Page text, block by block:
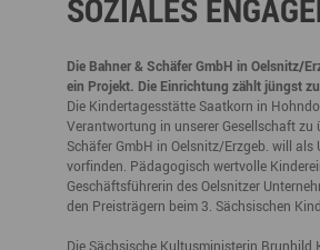
Talente finden
Talente
Miet- und
Innovation- und
Gründer- &
SOZIALES
Die Bahner & Schäfer GmbH in Oelsnitz/
ein Projekt. Die Einrichtung zählt jüngst
Die Kindertagesstätte Saatkorn in
Verantwortung in unserer Gesellschaft zu
Schäfer GmbH in Oelsnitz/Erzgeb. will
vorfinden. Pädagogisch wertvolle
Geschäftsführerin des Oelsnitzer
den Preisträgern beim 3. Sächsischen
Die Sächsische Kultusministerin Brunhild